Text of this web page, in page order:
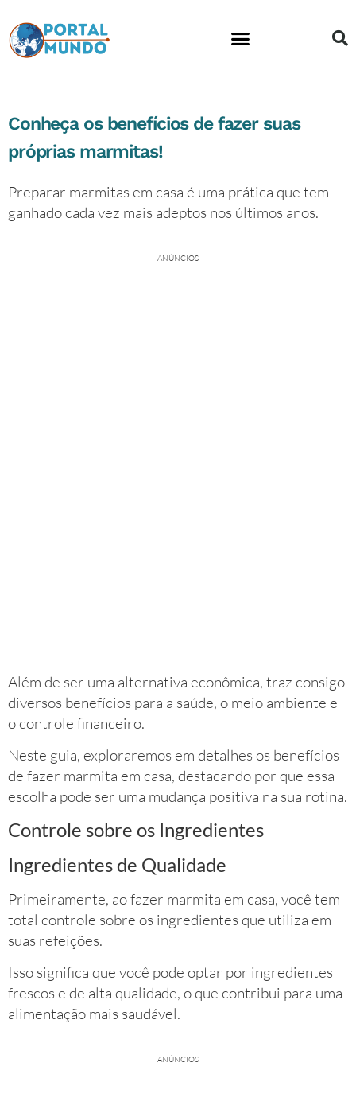
Conheça os benefícios de fazer suas
próprias marmitas!
Preparar marmitas em casa é uma prática que tem
ganhado cada vez mais adeptos nos últimos anos.
ANÚNCIOS
Além de ser uma alternativa econômica, traz consigo
diversos benefícios para a saúde, o meio ambiente e
o controle financeiro.
Neste guia, exploraremos em detalhes os benefícios
de fazer marmita em casa, destacando por que essa
escolha pode ser uma mudança positiva na sua rotina.
Controle sobre os Ingredientes
Ingredientes de Qualidade
Primeiramente, ao fazer marmita em casa, você tem
total controle sobre os ingredientes que utiliza em
suas refeições.
Isso significa que você pode optar por ingredientes
frescos e de alta qualidade, o que contribui para uma
alimentação mais saudável.
ANÚNCIOS